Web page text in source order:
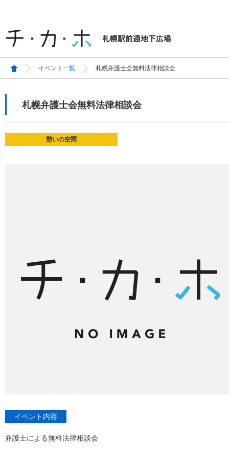
イベント一覧 札幌弁護士会無料法律相談会
札幌弁護士会無料法律相談会
憩いの空間
イベント内容
弁護士による無料法律相談会